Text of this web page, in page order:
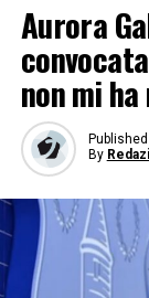
Aurora
non mi
Published
By